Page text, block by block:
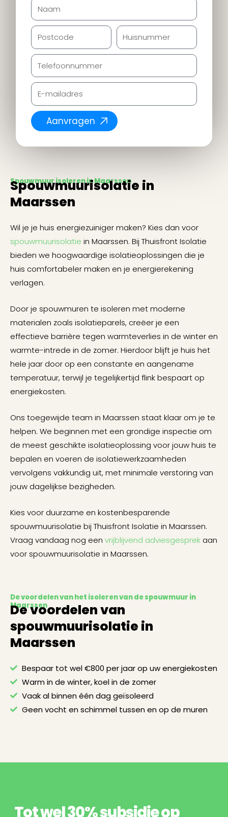
Aanvragen
Spouwmuur isoleren in Maarssen
Spouwmuurisolatie in
Maarssen
Wil je je huis energiezuiniger maken? Kies dan voor
spouwmuurisolatie in Maarssen. Bij Thuisfront Isolatie
bieden we hoogwaardige isolatieoplossingen die je
huis comfortabeler maken en je energierekening
verlagen.
Door je spouwmuren te isoleren met moderne
materialen zoals isolatieparels, creëer je een
effectieve barrière tegen warmteverlies in de winter en
warmte-intrede in de zomer. Hierdoor blijft je huis het
hele jaar door op een constante en aangename
temperatuur, terwijl je tegelijkertijd flink bespaart op
energiekosten.
Ons toegewijde team in Maarssen staat klaar om je te
helpen. We beginnen met een grondige inspectie om
de meest geschikte isolatieoplossing voor jouw huis te
bepalen en voeren de isolatiewerkzaamheden
vervolgens vakkundig uit, met minimale verstoring van
jouw dagelijkse bezigheden.
Kies voor duurzame en kostenbesparende
spouwmuurisolatie bij Thuisfront Isolatie in Maarssen.
Vraag vandaag nog een vrijblijvend adviesgesprek aan
voor spouwmuurisolatie in Maarssen.
De voordelen van het isoleren van de spouwmuur in
Maarssen
De voordelen van
spouwmuurisolatie in
Maarssen
Bespaar tot wel €800 per jaar op uw energiekosten
Warm in de winter, koel in de zomer
Vaak al binnen één dag geïsoleerd
Geen vocht en schimmel tussen en op de muren
Tot wel 30% subsidie op